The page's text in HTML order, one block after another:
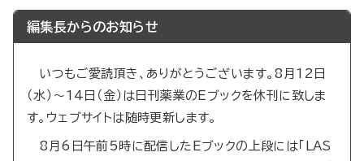
編集長からのお知らせ
いつもご愛読頂き、ありがとうございます。8月12日
（水）～14日（金）は日刊薬業のEブックを休刊に致しま
す。ウェブサイトは随時更新します。
8月6日午前5時に配信したEブックの上段には「LAS